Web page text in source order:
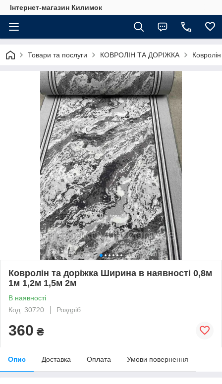
Інтернет-магазин Килимок
Товари та послуги КОВРОЛІН ТА ДОРІЖКА
Ковролін та доріжка Ширина в наявності 0,8м
1м 1,2м 1,5м 2м
В наявності
Код: 30720
Роздріб
360 ₴
Опис Доставка Оплата Умови повернення